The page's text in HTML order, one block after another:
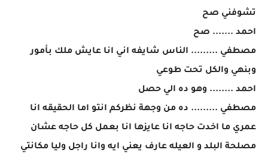
تشوفني صح
احمد ....... صح
مصطفي ......... الناس شايفه اني انا عايش ملك بأمور
وبنهي والكل تحت طوعي
احمد ........ وهو ده الي حصل
مصطفي ......... ده من وجهة نظركم انتو اما الحقيقه انا
عمري ما اخدت حاجه انا عايزها انا بعمل كل حاجه عشان
مصلحة البلد و العيله عارف يعني ايه وانا راجل وليا مكانتي